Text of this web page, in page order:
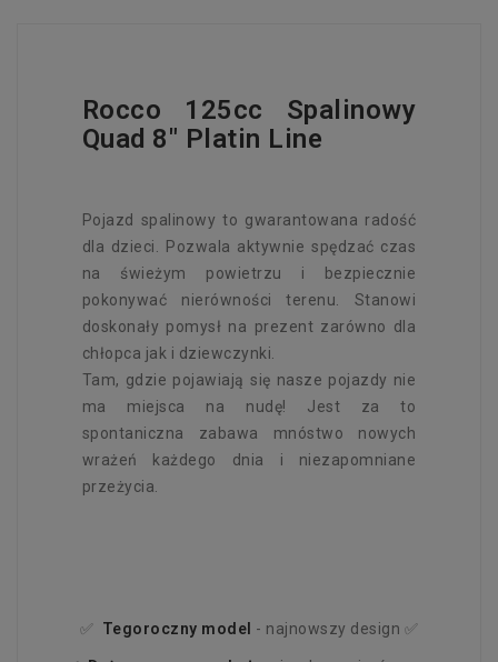
Rocco 125cc Spalinowy
Quad 8" Platin Line
Pojazd spalinowy to gwarantowana radość
dla dzieci. Pozwala aktywnie spędzać czas
na świeżym powietrzu i bezpiecznie
pokonywać nierówności terenu. Stanowi
doskonały pomysł na prezent zarówno dla
chłopca jak i dziewczynki.
Tam, gdzie pojawiają się nasze pojazdy nie
ma miejsca na nudę! Jest za to
spontaniczna zabawa mnóstwo nowych
wrażeń każdego dnia i niezapomniane
przeżycia.
✅ Tegoroczny model - najnowszy design ✅